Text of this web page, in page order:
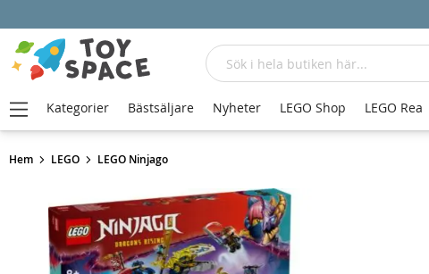
Hem LEGO LEGO Ninjago
Sök
Kategorier Bästsäljare Nyheter LEGO Shop LEGO Rea